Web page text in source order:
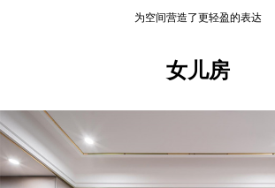
为空间营造了更轻盈的表达
女儿房